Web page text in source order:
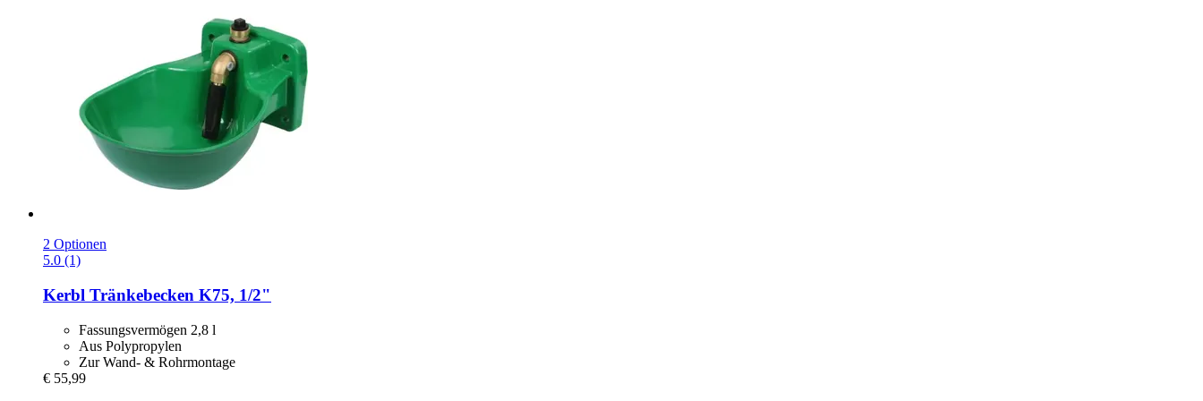
2 Optionen
5.0 (1)
Kerbl Tränkebecken K75, 1/2"
Fassungsvermögen 2,8 l
Aus Polypropylen
Zur Wand- & Rohrmontage
€ 55,99